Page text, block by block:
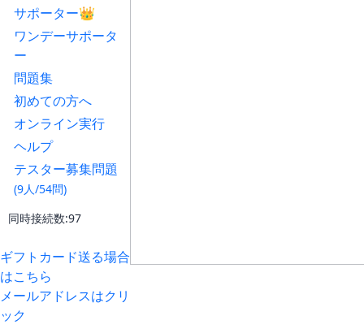
サポーター👑
ワンデーサポータ
ー
問題集
初めての方へ
オンライン実行
ヘルプ
テスター募集問題
(9人/54問)
同時接続数:97
ギフトカード送る場合
はこちら
メールアドレスはクリ
ック